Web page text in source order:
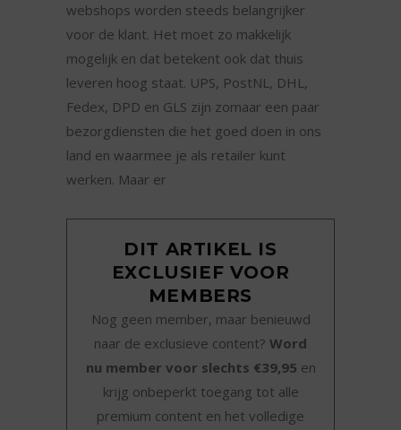
webshops worden steeds belangrijker
voor de klant. Het moet zo makkelijk
mogelijk en dat betekent ook dat thuis
leveren hoog staat. UPS, PostNL, DHL,
Fedex, DPD en GLS zijn zomaar een paar
bezorgdiensten die het goed doen in ons
land en waarmee je als retailer kunt
werken. Maar er
DIT ARTIKEL IS
EXCLUSIEF VOOR
MEMBERS
Nog geen member, maar benieuwd
naar de exclusieve content? Word
nu member voor slechts €39,95 en
krijg onbeperkt toegang tot alle
premium content en het volledige